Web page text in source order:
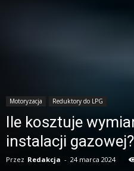
Motoryzacja Reduktory do LPG
Ile kosztuje
instalacji gazowej?
Przez Redakcja - 24 marca 2024